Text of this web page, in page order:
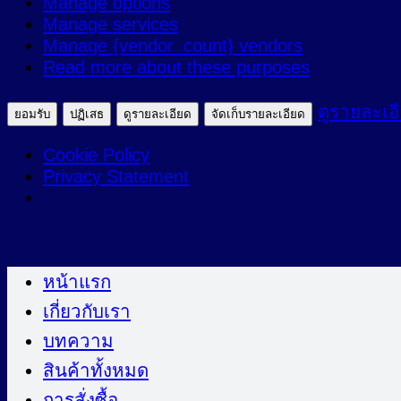
ตลาด
Manage services
Manage {vendor_count} vendors
Read more about these purposes
ยอมรับ ปฏิเสธ ดูรายละเอียด จัดเก็บรายละเอียด ดูรายละเ
Cookie Policy
Privacy Statement
ไป
หน้าแรก
เกี่ยวกับเรา
บทความ
สินค้าทั้งหมด